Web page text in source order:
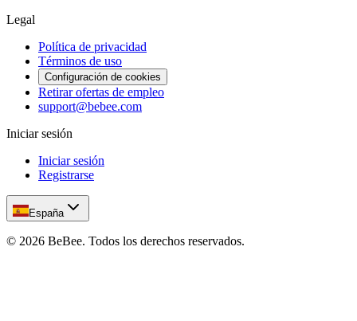
Legal
Política de privacidad
Términos de uso
Configuración de cookies
Retirar ofertas de empleo
support@bebee.com
Iniciar sesión
Iniciar sesión
Registrarse
España
© 2026 BeBee. Todos los derechos reservados.